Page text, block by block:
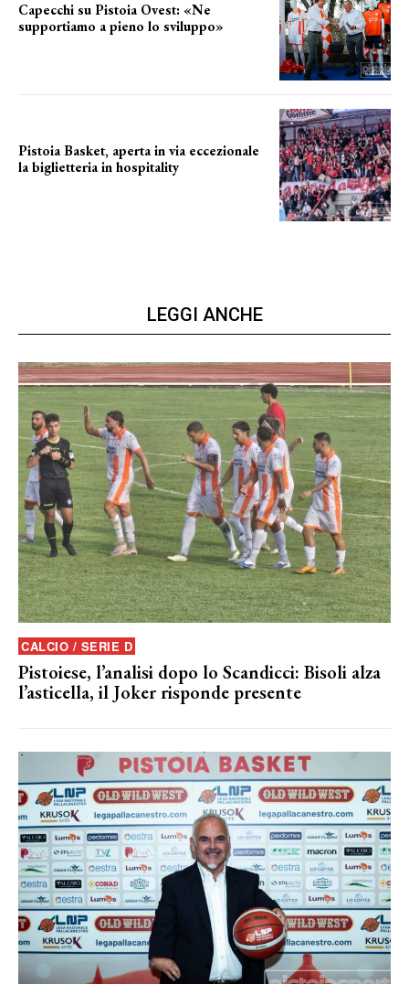
Capecchi su Pistoia Ovest: «Ne
supportiamo a pieno lo sviluppo»
Pistoia Basket, aperta in via eccezionale
la biglietteria in hospitality
LEGGI ANCHE
CALCIO / SERIE D
Pistoiese, l’analisi dopo lo Scandicci: Bisoli alza
l’asticella, il Joker risponde presente